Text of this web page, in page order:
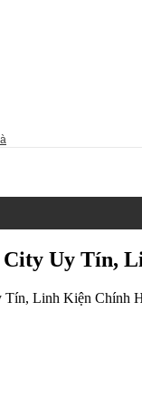
Uy Tín,
Linh Kiện Chính